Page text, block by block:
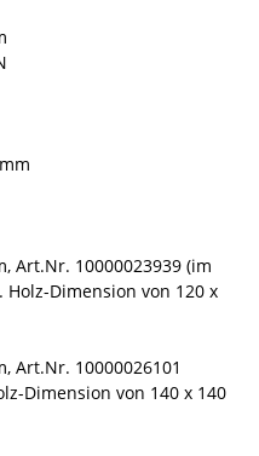
Art.Nr. 10000023939 (im
Dimension von 120 x
Art.Nr. 10000026101
Dimension von 140 x 140